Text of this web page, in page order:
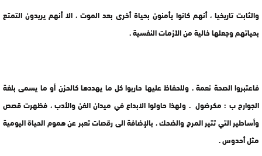
والثابت تاريخيا ، أنهم كانوا يأمنون بحياة أخرى بعد الموت ، الا أنهم يريدون التمتع
بحياتهم وجعلها خالية من الأزمات النفسية .
فاعتبروا الصحة نعمة ، وللحفاظ عليها حاربوا كل ما يهددها كالحزن أو ما يسمى بلغة
الجوارح ب : مكرضول . ولهذا حاولوا الابداع في ميدان الفن والأدب ، فظهرت قصص
وأساطير التي تتير المرح والضحك ، بالإضافة الى رقصات تعبر عن هموم الحياة اليومية
مثل أحدوس .